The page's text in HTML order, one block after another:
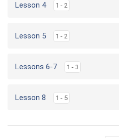
Lesson 4 1 - 2
Lesson 5 1 - 2
Lessons 6-7 1 - 3
Lesson 8 1 - 5